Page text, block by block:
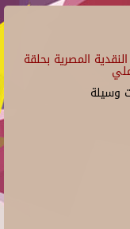
المصرية بحلقة
وسيلة